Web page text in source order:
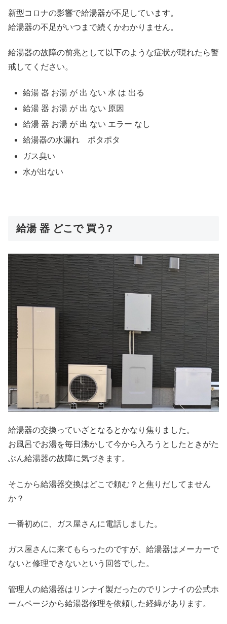
新型コロナの影響で給湯器が不足しています。
給湯器の不足がいつまで続くかわかりません。
給湯器の故障の前兆として以下のような症状が現れたら警
戒してください。
給湯 器 お湯 が 出 ない 水 は 出る
給湯 器 お湯 が 出 ない 原因
給湯 器 お湯 が 出 ない エラー なし
給湯器の水漏れ ポタポタ
ガス臭い
水が出ない
給湯 器 どこで 買う?
給湯器の交換っていざとなるとかなり焦りました。
お風呂でお湯を毎日沸かして今から入ろうとしたときがた
ぶん給湯器の故障に気づきます。
そこから給湯器交換はどこで頼む？と焦りだしてません
か？
一番初めに、ガス屋さんに電話しました。
ガス屋さんに来てもらったのですが、給湯器はメーカーで
ないと修理できないという回答でした。
管理人の給湯器はリンナイ製だったのでリンナイの公式ホ
ームページから給湯器修理を依頼した経緯があります。